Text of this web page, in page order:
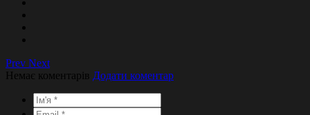
Prev Next
Немає коментарів Додати коментар